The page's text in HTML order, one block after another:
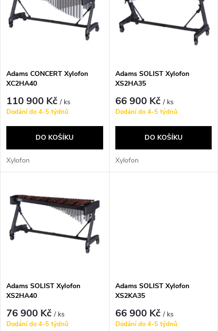
e
n
p
r
o
d
u
k
t
Abecedně
p
s
p
r
d
u
k
t
Adams CONCERT Xylofon
XC2HA40
110 900 Kč/ ks
Dodání do 4-5 týdnů
DO KOŠÍKU
Xylofon
Adams SOLIST Xylofon
XS2HA35
66 900 Kč/ ks
Dodání do 4-5 týdnů
DO KOŠÍKU
Xylofon
Adams SOLIST Xylofon
XS2HA40
76 900 Kč/ ks
Dodání do 4-5 týdnů
Adams SOLIST Xylofon
XS2KA35
66 900 Kč/ ks
Dodání do 4-5 týdnů